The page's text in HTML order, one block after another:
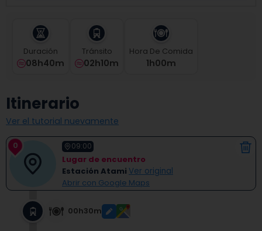
date.
Press
the
question
to
get
the
keyboard
shortcuts
for
changing
Duración
08h40m
Tránsito
02h10m
Hora De Comida
1H00M
Itinerario
Ver el tutorial nuevamente
0 09:00
Lugar de encuentro
Estación Atami Ver original
Abrir con Google Maps
00h30m